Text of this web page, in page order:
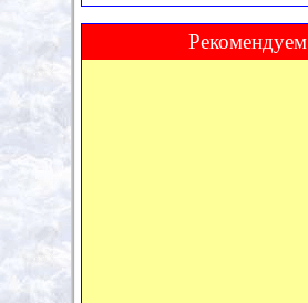
Рекомендуем